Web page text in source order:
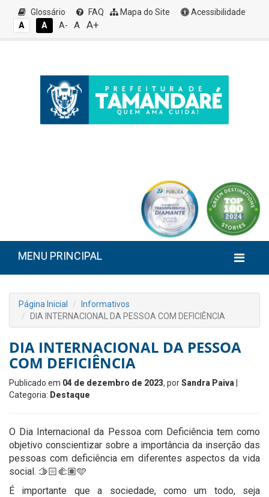
Glossário FAQ Mapa do Site
Acessibilidade
A
A A- A A+
MENU PRINCIPAL
Página Inicial
Informativos
DIA INTERNACIONAL DA PESSOA COM DEFICIÊNCIA
DIA INTERNACIONAL DA PESSOA
COM DEFICIÊNCIA
Publicado em 04 de dezembro de 2023, porSandra Paiva
Categoria: Destaque
O Dia Internacional da Pessoa com Deficiência tem como
objetivo conscientizar sobre a importância da inserção das
pessoas com deficiência em diferentes aspectos da vida
social. 🫱🏻‍🫲🏽🩵
É importante que a sociedade, como um todo, seja